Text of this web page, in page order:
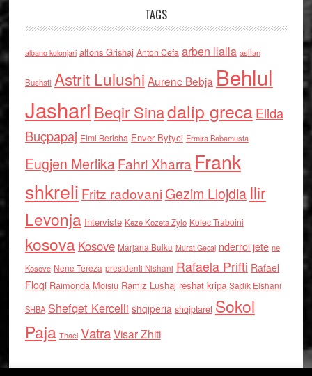
TAGS
albano kolonjari alfons Grishaj Anton Cefa arben llalla asllan
Bushati Astrit Lulushi Aurenc Bebja Behlul
Jashari Beqir Sinadalip grecaElida
Buçpapaj Elmi Berisha Enver Bytyci Ermira Babamusta
Eugjen MerlikaFahri Xharra Frank
shkreli Fritz radovaniGezim Llojdia Ilir
Levonja Interviste Keze Kozeta Zylo Kolec Traboini
kosova Kosove Marjana Bulku Murat Gecaj nderroi jete ne
Kosove Nene Tereza presidenti Nishani Rafaela Prifti Rafael
Floqi Raimonda Moisiu Ramiz Lushaj reshat kripa Sadik Elshani
SHBA Shefqet Kercelli shqiperia shqiptaret Sokol
Paja Thaci VatraVisar Zhiti